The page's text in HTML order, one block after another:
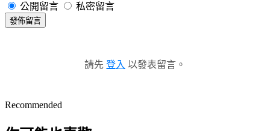
公開留言 私密留言
發佈留言
請先 登入 以發表留言。
Recommended